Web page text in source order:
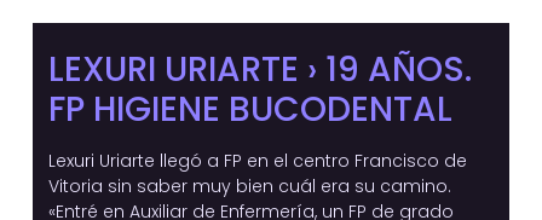
LEXURI URIARTE › 19 AÑOS.
FP HIGIENE BUCODENTAL
Lexuri Uriarte llegó a FP en el centro Francisco de
Vitoria sin saber muy bien cuál era su camino.
«Entré en Auxiliar de Enfermería, un FP de grado